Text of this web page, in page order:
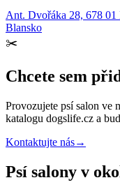
Ant. Dvořáka 28, 678 01
Blansko
✂️
Chcete sem
Provozujete psí salon ve
katalogu dogslife.cz a
Kontaktujte nás→
Psí salony v